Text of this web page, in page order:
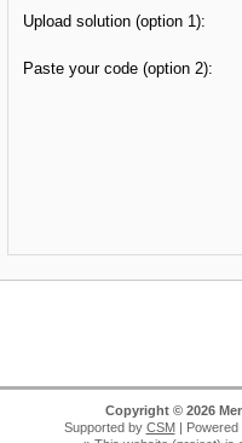
Upload solution (option 1):
Paste your code (option 2):
Copyright © 2026
Supported by CSM|